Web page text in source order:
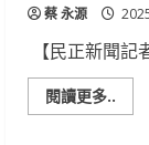
送
歡
唱
券
蔡 永源
【民正新聞記
閱讀更多..
more